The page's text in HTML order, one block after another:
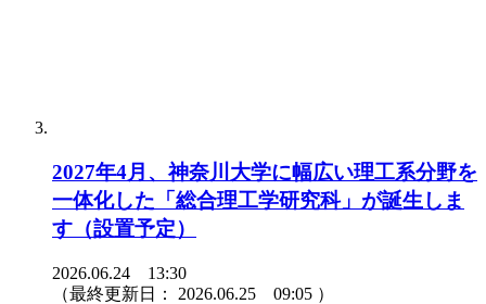
2027年4月、神奈川大学に幅広い理工系分野を
一体化した「総合理工学研究科」が誕生しま
す（設置予定）
2026.06.24 13:30
（最終更新日： 2026.06.25 09:05 ）